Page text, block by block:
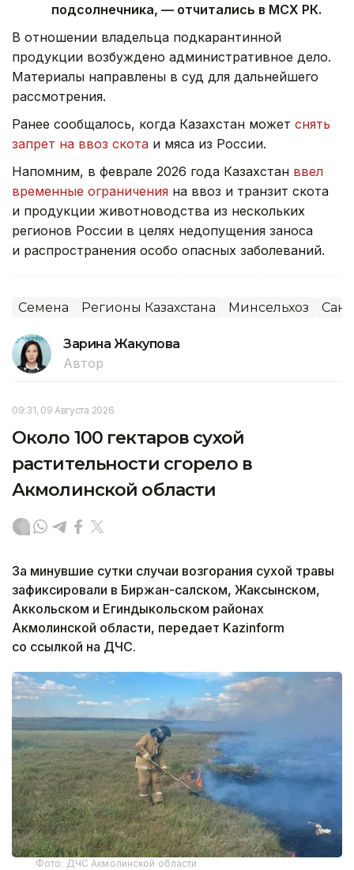
подсолнечника, — отчитались в МСХ РК.
В отношении владельца подкарантинной
продукции возбуждено административное дело.
Материалы направлены в суд для дальнейшего
рассмотрения.
Ранее сообщалось, когда Казахстан может снять
запрет на ввоз скота и мяса из России.
Напомним, в феврале 2026 года Казахстан ввел
временные ограничения на ввоз и транзит скота
и продукции животноводства из нескольких
регионов России в целях недопущения заноса
и распространения особо опасных заболеваний.
Семена Регионы Казахстана Минсельхоз
Зарина Жакупова
Автор
09:31, 09 Августа 2026
Около 100 гектаров сухой
растительности сгорело в
Акмолинской области
За минувшие сутки случаи возгорания сухой травы
зафиксировали в Биржан-салском, Жаксынском,
Аккольском и Егиндыкольском районах
Акмолинской области, передает Kazinform
со ссылкой на ДЧС.
Фото: ДЧС Акмолинской области